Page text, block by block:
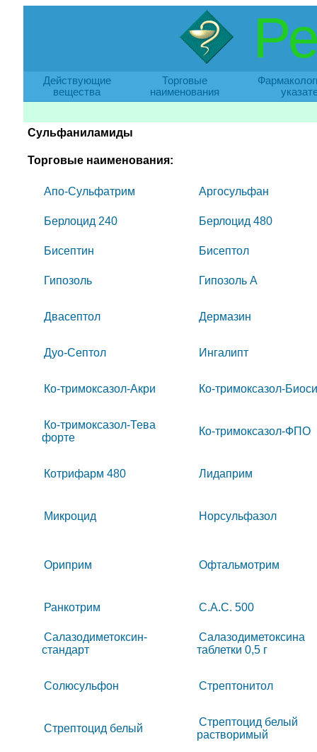
Действующие
вещества
Торговые
наименования
Сульфаниламиды
Торговые наименования:
Апо-Сульфатрим Аргосульфан
Берлоцид 240 Берлоцид 480
Бисептин Бисептол
Гипозоль Гипозоль А
Двасептол Дермазин
Дуо-Септол Ингалипт
Ко-тримоксазол-Акри Ко-тримоксазол-
Ко-тримоксазол-Тева
форте
Ко-тримоксазол-ФПО
Котрифарм 480 Лидаприм
Микроцид Норсульфазол
Ориприм Офтальмотрим
Ранкотрим С.А.С. 500
Салазодиметоксин-
стандарт
Салазодиметоксина
таблетки 0,5 г
Солюсульфон Стрептонитол
Стрептоцид белый
Стрептоцид белый
растворимый